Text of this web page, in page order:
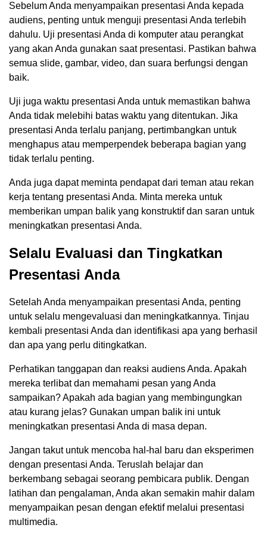
Sebelum Anda menyampaikan presentasi Anda kepada
audiens, penting untuk menguji presentasi Anda terlebih
dahulu. Uji presentasi Anda di komputer atau perangkat
yang akan Anda gunakan saat presentasi. Pastikan bahwa
semua slide, gambar, video, dan suara berfungsi dengan
baik.
Uji juga waktu presentasi Anda untuk memastikan bahwa
Anda tidak melebihi batas waktu yang ditentukan. Jika
presentasi Anda terlalu panjang, pertimbangkan untuk
menghapus atau memperpendek beberapa bagian yang
tidak terlalu penting.
Anda juga dapat meminta pendapat dari teman atau rekan
kerja tentang presentasi Anda. Minta mereka untuk
memberikan umpan balik yang konstruktif dan saran untuk
meningkatkan presentasi Anda.
Selalu Evaluasi dan Tingkatkan
Presentasi Anda
Setelah Anda menyampaikan presentasi Anda, penting
untuk selalu mengevaluasi dan meningkatkannya. Tinjau
kembali presentasi Anda dan identifikasi apa yang berhasil
dan apa yang perlu ditingkatkan.
Perhatikan tanggapan dan reaksi audiens Anda. Apakah
mereka terlibat dan memahami pesan yang Anda
sampaikan? Apakah ada bagian yang membingungkan
atau kurang jelas? Gunakan umpan balik ini untuk
meningkatkan presentasi Anda di masa depan.
Jangan takut untuk mencoba hal-hal baru dan eksperimen
dengan presentasi Anda. Teruslah belajar dan
berkembang sebagai seorang pembicara publik. Dengan
latihan dan pengalaman, Anda akan semakin mahir dalam
menyampaikan pesan dengan efektif melalui presentasi
multimedia.